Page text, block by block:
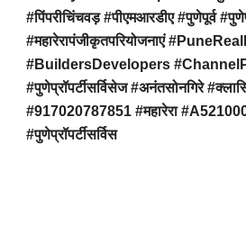
#पिंपरीचिंचवड़ #पीएमआरडीए #पुणेपूर्व
#महारेरापंजीकृतपरियोजनाएं
#BuildersDevelopers
#पुणेप्रॉपर्टीसर्विसेज #अनंतसोनगिरे
#917020787851 #महारेरा
#पुणेप्रॉपर्टीसर्विस